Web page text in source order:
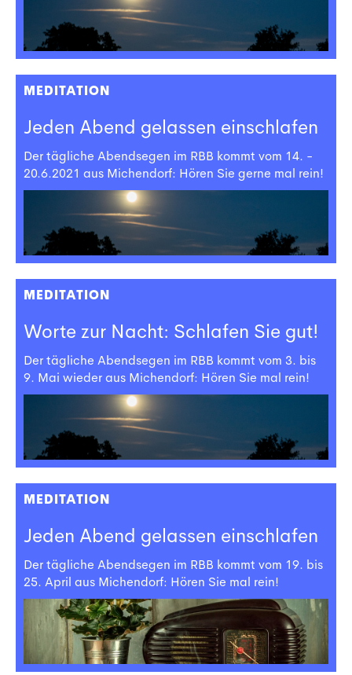
MEDITATION
Jeden Abend gelassen einschlafen
Der tägliche Abendsegen im RBB kommt vom 14. -
20.6.2021 aus Michendorf: Hören Sie gerne mal rein!
MEDITATION
Worte zur Nacht: Schlafen Sie gut!
Der tägliche Abendsegen im RBB kommt vom 3. bis
9. Mai wieder aus Michendorf: Hören Sie mal rein!
MEDITATION
Jeden Abend gelassen einschlafen
Der tägliche Abendsegen im RBB kommt vom 19. bis
25. April aus Michendorf: Hören Sie mal rein!